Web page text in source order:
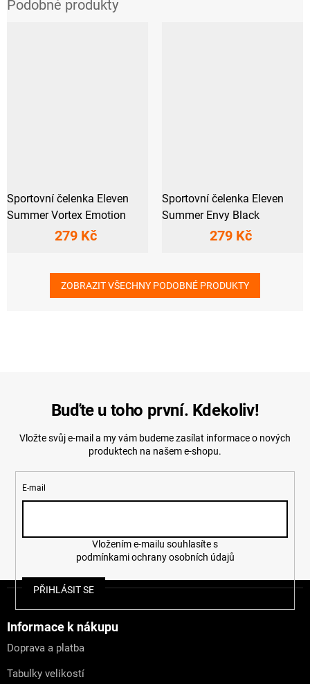
Sportovní čelenka Eleven
Summer Vortex Emotion
279 Kč
Sportovní čelenka Eleven
Summer Envy Black
279 Kč
ZOBRAZIT VŠECHNY PODOBNÉ PRODUKTY
Buďte u toho první. Kdekoliv!
Vložte svůj e-mail a my vám budeme zasílat informace o nových
produktech na našem e-shopu.
E-mail
podmínkami ochrany osobních údajů
PŘIHLÁSIT SE
Informace k nákupu
Doprava a platba
Tabulky velikostí